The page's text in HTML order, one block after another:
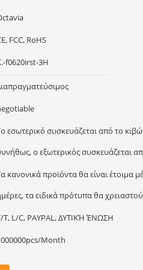
FCC, RoHS
f0620irst-3H
εσωτερικό συσκευάζεται από το
ο εξωτερικός συσκευάζεται
κανονικά προϊόντα θα είναι έτοιμα
τα ειδικά πρότυπα θα
T, L/C, PAYPAL, ΔΥΤΙΚΉ ΈΝΩΣΗ
Month